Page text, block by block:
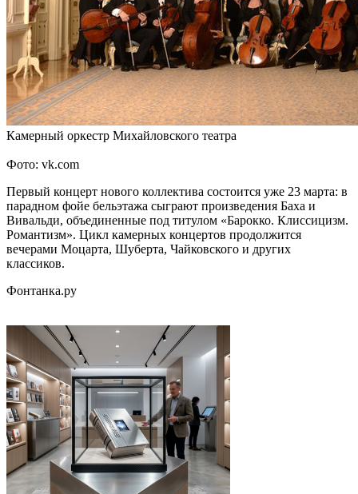
Камерный оркестр Михайловского театра
Фото: vk.com
Первый концерт нового коллектива состоится уже 23 марта: в
парадном фойе бельэтажа сыграют произведения Баха и
Вивальди, объединенные под титулом «Барокко. Клиссицизм.
Романтизм». Цикл камерных концертов продолжится
вечерами Моцарта, Шуберта, Чайковского и других
классиков.
Фонтанка.ру